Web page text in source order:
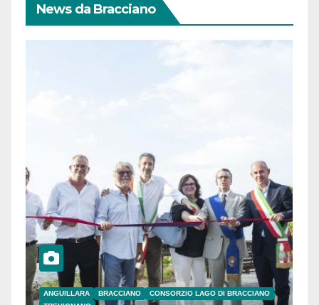
News da Bracciano
ANGUILLARA BRACCIANO
CONSORZIO LAGO DI BRACCIANO